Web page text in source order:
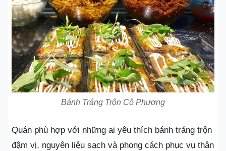
Bánh Tráng Trộn Cô Phương
Quán phù hợp với những ai yêu thích bánh tráng trộn
đậm vị, nguyên liệu sạch và phong cách phục vụ thân